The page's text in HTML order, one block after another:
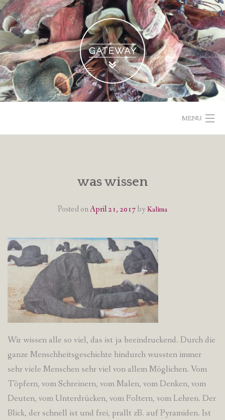
Skip
to
content
MENU
IMPRESSUM & DATENSCHUTZ
was wissen
Posted onApril 21, 2017by Kalima
Wir wissen alle so viel, das ist ja beeindruckend. Durch die
ganze Menschheitsgeschichte hindurch wussten immer
sehr viele Menschen sehr viel von allem Möglichen. Vom
Töpfern, vom Schreinern, vom Malen, vom Denken, vom
Deuten, vom Unterdrücken, vom Foltern, vom Lehren. Der
Blick, der schnell ist und frei, prallt zB. auf Pyramiden. Ist